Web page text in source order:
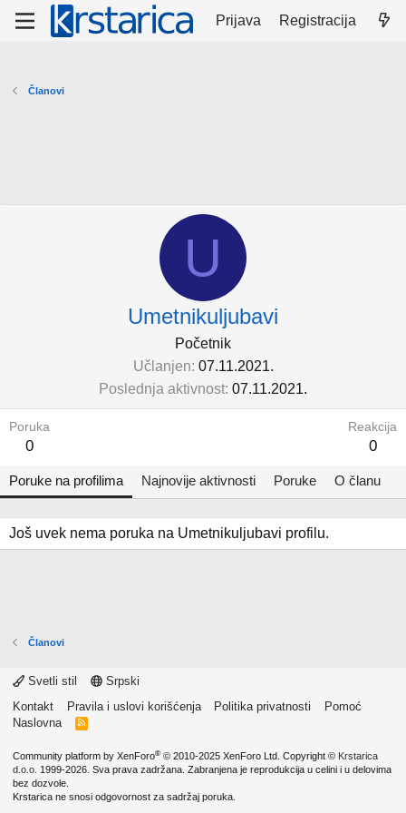
Prijava Registracija
Članovi
U
Umetnikuljubavi
Početnik
Učlanjen 07.11.2021.
Poslednja aktivnost 07.11.2021.
Poruka
0
Reakcija
0
Poruke na profilima Najnovije aktivnosti Poruke O članu
Još uvek nema poruka na Umetnikuljubavi profilu.
Članovi
Svetli stil
Srpski
Kontakt
Pravila i uslovi korišćenja Politika privatnosti
Pomoć
Naslovna
R
Community platform by XenForo® © 2010-2025 XenForo Ltd. Copyright © Krstarica
d.o.o. 1999-2026. Sva prava zadržana. Zabranjena je reprodukcija u celini i u delovima
bez dozvole.
Krstarica ne snosi odgovornost za sadržaj poruka.